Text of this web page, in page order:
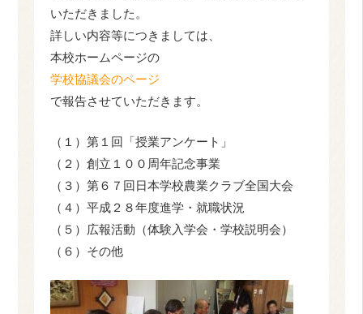
いただきました。
詳しい内容等につきましては、
本校ホームページの
学校協議会のページ
で報告させていただきます。
（１）第１回「授業アンケート」
（２）創立１００周年記念事業
（３）第６７回日本学校農業クラブ全国大会
（４）平成２８年度進学・就職状況
（５）広報活動（体験入学会・学校説明会）
（６）その他